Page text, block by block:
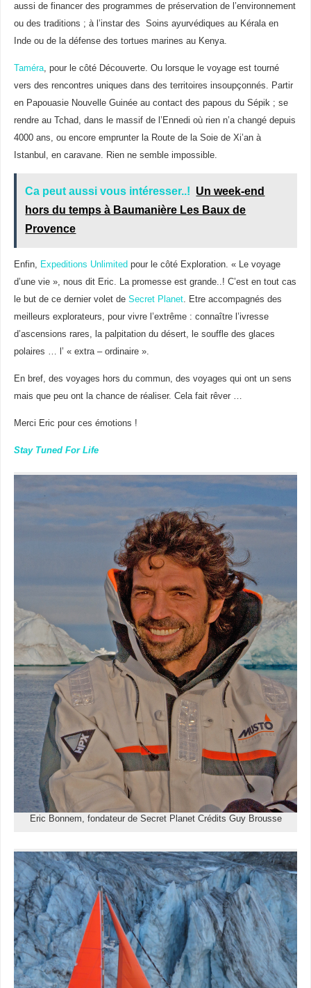
aussi de financer des programmes de préservation de l’environnement
ou des traditions ; à l’instar des Soins ayurvédiques au Kérala en
Inde ou de la défense des tortues marines au Kenya.
Taméra, pour le côté Découverte. Ou lorsque le voyage est tourné
vers des rencontres uniques dans des territoires insoupçonnés. Partir
en Papouasie Nouvelle Guinée au contact des papous du Sépik ; se
rendre au Tchad, dans le massif de l’Ennedi où rien n’a changé depuis
4000 ans, ou encore emprunter la Route de la Soie de Xi’an à
Istanbul, en caravane. Rien ne semble impossible.
Ca peut aussi vous intéresser..! Un week-end
hors du temps à Baumanière Les Baux de
Provence
Enfin, Expeditions Unlimited pour le côté Exploration. « Le voyage
d’une vie », nous dit Eric. La promesse est grande..! C’est en tout cas
le but de ce dernier volet de Secret Planet. Etre accompagnés des
meilleurs explorateurs, pour vivre l’extrême : connaître l’ivresse
d’ascensions rares, la palpitation du désert, le souffle des glaces
polaires … l’ « extra – ordinaire ».
En bref, des voyages hors du commun, des voyages qui ont un sens
mais que peu ont la chance de réaliser. Cela fait rêver …
Merci Eric pour ces émotions !
Stay Tuned For Life
Eric Bonnem, fondateur de Secret Planet Crédits Guy Brousse